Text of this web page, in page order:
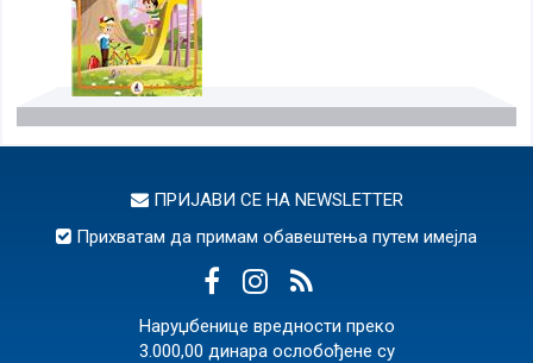
ПРИЈАВИ СЕ НА NEWSLETTER
Прихватам да примам обавештења путем имејла
Наруџбенице вредности преко
3.000,00 динара ослобођене су